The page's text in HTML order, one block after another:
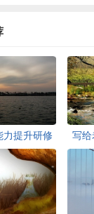
力提升研修
字]
写
(